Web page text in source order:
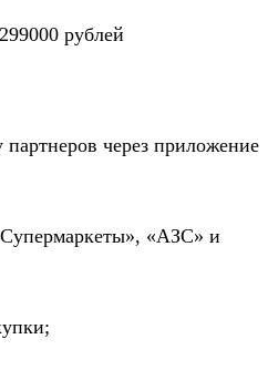
рублей
через приложение
«АЗС» и